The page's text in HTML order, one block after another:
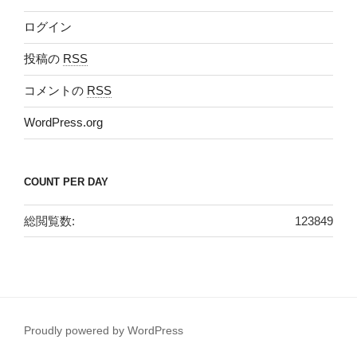
ログイン
投稿の RSS
コメントの RSS
WordPress.org
COUNT PER DAY
123849
総閲覧数:
Proudly powered by WordPress